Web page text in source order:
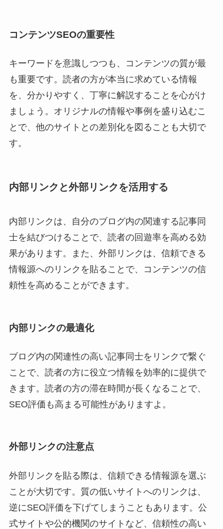
コンテンツSEOの重要性
キーワードを意識しつつも、コンテンツの質が最
も重要です。読者の方が本当に求めている情報
を、分かりやすく、丁寧に解説することを心がけ
ましょう。オリジナルの情報や事例を盛り込むこ
とで、他のサイトとの差別化を図ることも大切で
す。
内部リンクと外部リンクを活用する
内部リンクは、自分のブログ内の関連する記事同
士を結びつけることで、読者の回遊率を高める効
果があります。また、外部リンクは、信頼できる
情報源へのリンクを貼ることで、コンテンツの信
頼性を高めることができます。
内部リンクの最適化
ブログ内の関連性の高い記事同士をリンクで繋ぐ
ことで、読者の方に役立つ情報を効率的に提供で
きます。読者の方の滞在時間が長くなることで、
SEO評価も高まる可能性がありますよ。
外部リンクの注意点
外部リンクを貼る際は、信頼できる情報源を選ぶ
ことが大切です。質の低いサイトへのリンクは、
逆にSEO評価を下げてしまうこともあります。公
式サイトや公的機関のサイトなど、信頼性の高い